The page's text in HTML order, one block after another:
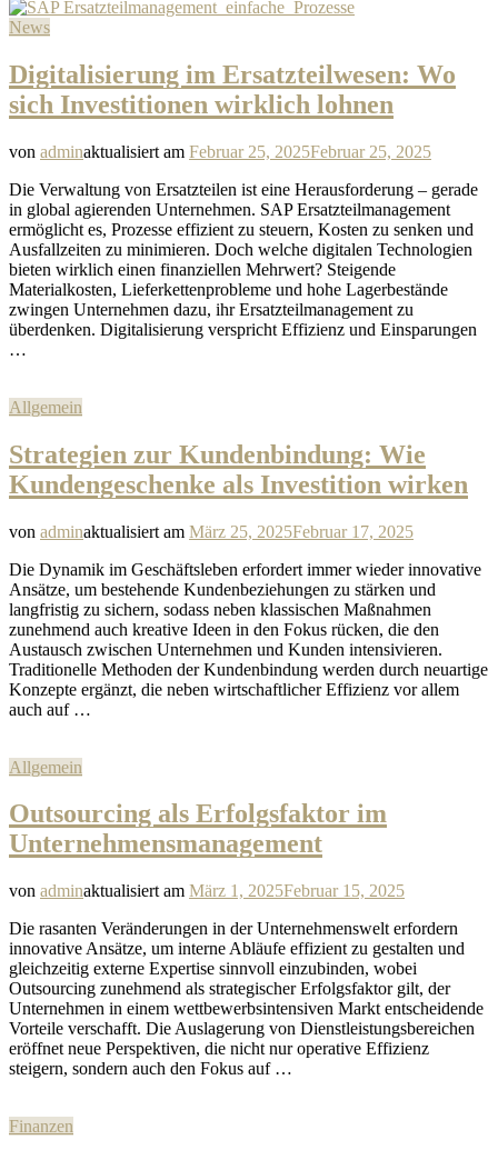
News
Digitalisierung im Ersatzteilwesen: Wo
sich Investitionen wirklich lohnen
von adminaktualisiert am Februar 25, 2025Februar 25, 2025
Die Verwaltung von Ersatzteilen ist eine Herausforderung – gerade
in global agierenden Unternehmen. SAP Ersatzteilmanagement
ermöglicht es, Prozesse effizient zu steuern, Kosten zu senken und
Ausfallzeiten zu minimieren. Doch welche digitalen Technologien
bieten wirklich einen finanziellen Mehrwert? Steigende
Materialkosten, Lieferkettenprobleme und hohe Lagerbestände
zwingen Unternehmen dazu, ihr Ersatzteilmanagement zu
überdenken. Digitalisierung verspricht Effizienz und Einsparungen
…
Allgemein
Strategien zur Kundenbindung: Wie
Kundengeschenke als Investition wirken
von adminaktualisiert am März 25, 2025Februar 17, 2025
Die Dynamik im Geschäftsleben erfordert immer wieder innovative
Ansätze, um bestehende Kundenbeziehungen zu stärken und
langfristig zu sichern, sodass neben klassischen Maßnahmen
zunehmend auch kreative Ideen in den Fokus rücken, die den
Austausch zwischen Unternehmen und Kunden intensivieren.
Traditionelle Methoden der Kundenbindung werden durch neuartige
Konzepte ergänzt, die neben wirtschaftlicher Effizienz vor allem
auch auf …
Allgemein
Outsourcing als Erfolgsfaktor im
Unternehmensmanagement
von adminaktualisiert am März 1, 2025Februar 15, 2025
Die rasanten Veränderungen in der Unternehmenswelt erfordern
innovative Ansätze, um interne Abläufe effizient zu gestalten und
gleichzeitig externe Expertise sinnvoll einzubinden, wobei
Outsourcing zunehmend als strategischer Erfolgsfaktor gilt, der
Unternehmen in einem wettbewerbsintensiven Markt entscheidende
Vorteile verschafft. Die Auslagerung von Dienstleistungsbereichen
eröffnet neue Perspektiven, die nicht nur operative Effizienz
steigern, sondern auch den Fokus auf …
Finanzen